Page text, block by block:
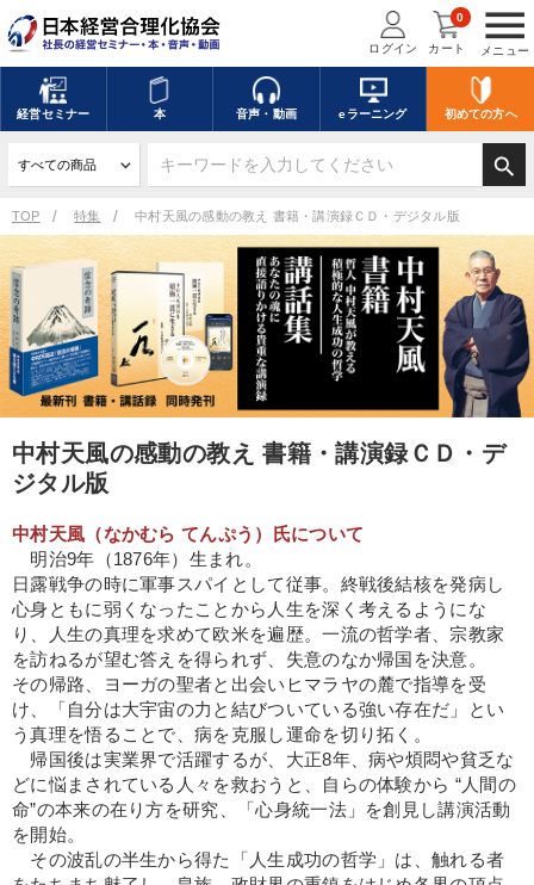
menu
メニュー
ログイン カート
0
経営セミナー 本 音声・動画 eラーニング 初めての方へ
search
TOP 特集 中村天風の感動の教え 書籍・講演録ＣＤ・デジタル版
中村天風の感動の教え 書籍・講演録ＣＤ・デ
ジタル版
中村天風（なかむら てんぷう）氏について
明治9年（1876年）生まれ。
日露戦争の時に軍事スパイとして従事。終戦後結核を発病し
心身ともに弱くなったことから人生を深く考えるようにな
り、人生の真理を求めて欧米を遍歴。一流の哲学者、宗教家
を訪ねるが望む答えを得られず、失意のなか帰国を決意。
その帰路、ヨーガの聖者と出会いヒマラヤの麓で指導を受
け、「自分は大宇宙の力と結びついている強い存在だ」とい
う真理を悟ることで、病を克服し運命を切り拓く。
帰国後は実業界で活躍するが、大正8年、病や煩悶や貧乏な
どに悩まされている人々を救おうと、自らの体験から “人間の
命”の本来の在り方を研究、「心身統一法」を創見し講演活動
を開始。
その波乱の半生から得た「人生成功の哲学」は、触れる者